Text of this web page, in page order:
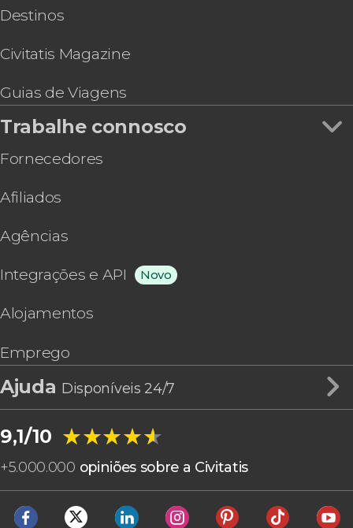
Destinos
Civitatis Magazine
Guias de Viagens
Trabalhe connosco
Fornecedores
Afiliados
Agências
Integrações e API Novo
Alojamentos
Emprego
Ajuda Disponíveis 24/7
9,1/10 ★★★★★
★★★★★
+5.000.000 opiniões sobre a Civitatis